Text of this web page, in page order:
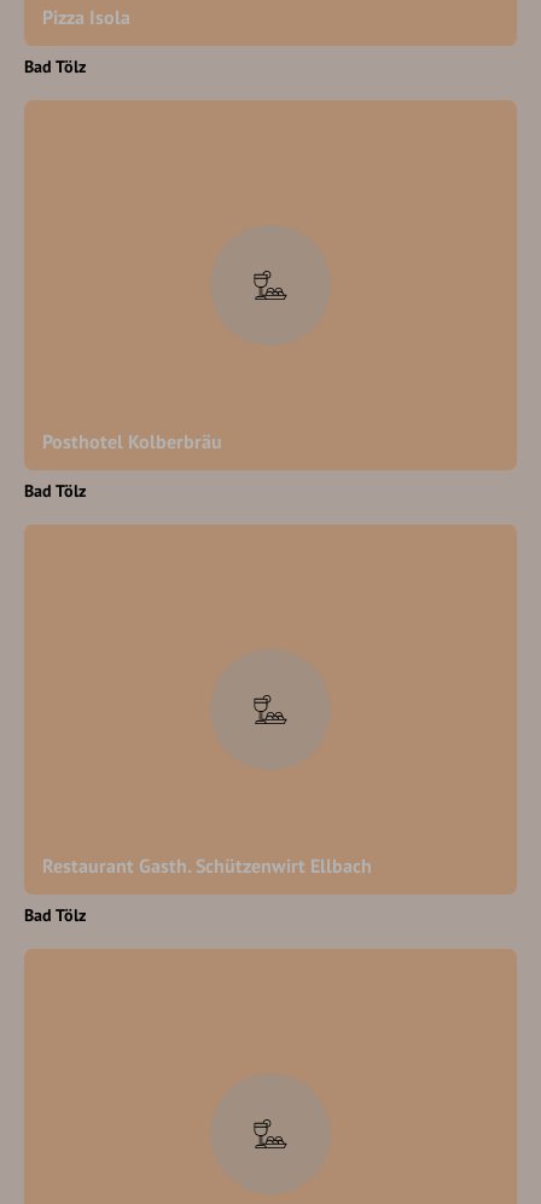
Pizza Isola
Bad Tölz
Posthotel Kolberbräu
Bad Tölz
Restaurant Gasth. Schützenwirt Ellbach
Bad Tölz